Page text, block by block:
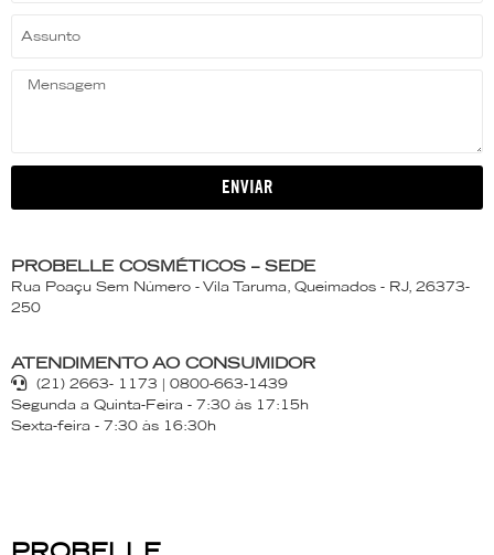
ENVIAR
PROBELLE COSMÉTICOS – SEDE
Rua Poaçu Sem Número - Vila Taruma, Queimados - RJ, 26373-
250
ATENDIMENTO AO CONSUMIDOR
(21) 2663- 1173 | 0800-663-1439
Segunda a Quinta-Feira - 7:30 às 17:15h
Sexta-feira - 7:30 às 16:30h